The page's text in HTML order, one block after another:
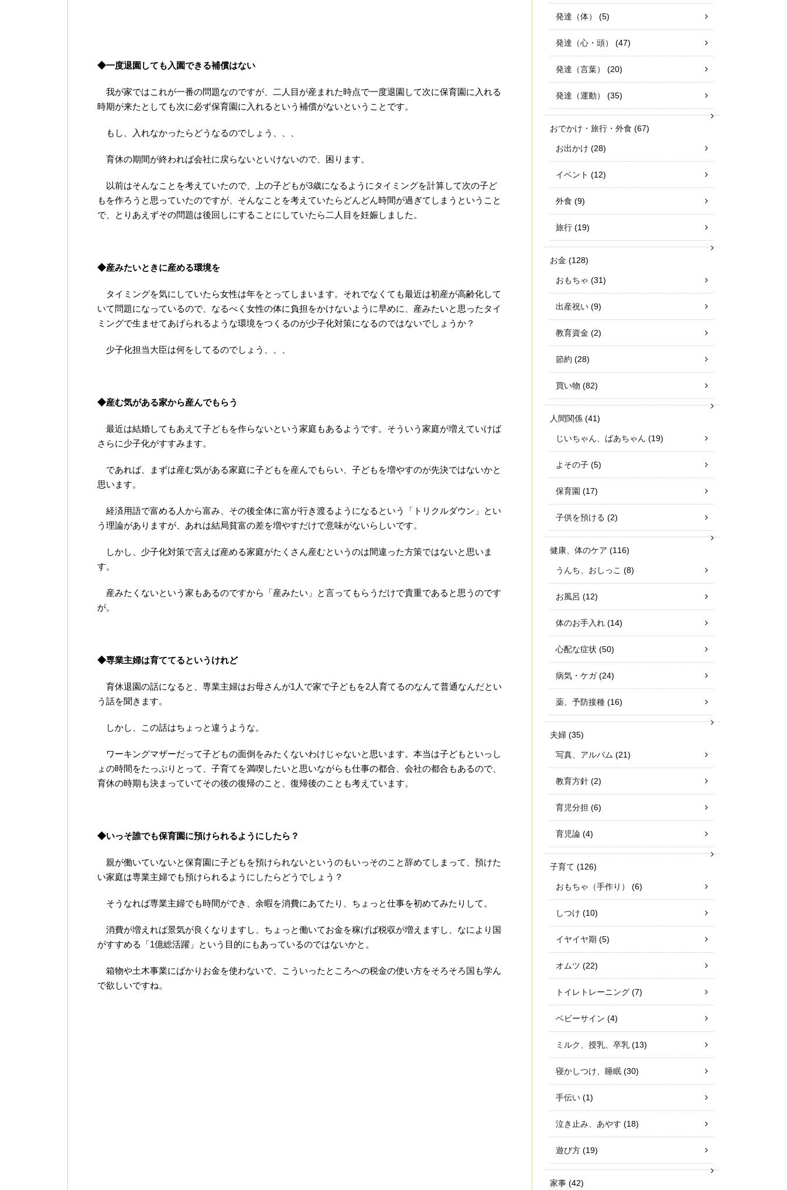
◆一度退園しても入園できる補償はない
我が家ではこれが一番の問題なのですが、二人目が産まれた時点で一度退園して次に保育園に入れる
時期が来たとしても次に必ず保育園に入れるという補償がないということです。
もし、入れなかったらどうなるのでしょう、、、
育休の期間が終われば会社に戻らないといけないので、困ります。
以前はそんなことを考えていたので、上の子どもが3歳になるようにタイミングを計算して次の子ど
もを作ろうと思っていたのですが、そんなことを考えていたらどんどん時間が過ぎてしまうということ
で、とりあえずその問題は後回しにすることにしていたら二人目を妊娠しました。
◆産みたいときに産める環境を
タイミングを気にしていたら女性は年をとってしまいます。それでなくても最近は初産が高齢化して
いて問題になっているので、なるべく女性の体に負担をかけないように早めに、産みたいと思ったタイ
ミングで生ませてあげられるような環境をつくるのが少子化対策になるのではないでしょうか？
少子化担当大臣は何をしてるのでしょう、、、
◆産む気がある家から産んでもらう
最近は結婚してもあえて子どもを作らないという家庭もあるようです。そういう家庭が増えていけば
さらに少子化がすすみます。
であれば、まずは産む気がある家庭に子どもを産んでもらい、子どもを増やすのが先決ではないかと
思います。
経済用語で富める人から富み、その後全体に富が行き渡るようになるという「トリクルダウン」とい
う理論がありますが、あれは結局貧富の差を増やすだけで意味がないらしいです。
しかし、少子化対策で言えば産める家庭がたくさん産むというのは間違った方策ではないと思いま
す。
産みたくないという家もあるのですから「産みたい」と言ってもらうだけで貴重であると思うのです
が。
◆専業主婦は育ててるというけれど
育休退園の話になると、専業主婦はお母さんが1人で家で子どもを2人育てるのなんて普通なんだとい
う話を聞きます。
しかし、この話はちょっと違うような。
ワーキングマザーだって子どもの面倒をみたくないわけじゃないと思います。本当は子どもといっし
ょの時間をたっぷりとって、子育てを満喫したいと思いながらも仕事の都合、会社の都合もあるので、
育休の時期も決まっていてその後の復帰のこと、復帰後のことも考えています。
◆いっそ誰でも保育園に預けられるようにしたら？
親が働いていないと保育園に子どもを預けられないというのもいっそのこと辞めてしまって、預けた
い家庭は専業主婦でも預けられるようにしたらどうでしょう？
そうなれば専業主婦でも時間ができ、余暇を消費にあてたり、ちょっと仕事を初めてみたりして。
消費が増えれば景気が良くなりますし、ちょっと働いてお金を稼げば税収が増えますし、なにより国
がすすめる「1億総活躍」という目的にもあっているのではないかと。
箱物や土木事業にばかりお金を使わないで、こういったところへの税金の使い方をそろそろ国も学ん
で欲しいですね。
発達（体） (5)
発達（心・頭） (47)
発達（言葉） (20)
発達（運動） (35)
おでかけ・旅行・外食 (67)
お出かけ (28)
イベント (12)
外食 (9)
旅行 (19)
お金 (128)
おもちゃ (31)
出産祝い (9)
教育資金 (2)
節約 (28)
買い物 (82)
人間関係 (41)
じいちゃん、ばあちゃん (19)
よその子 (5)
保育園 (17)
子供を預ける (2)
健康、体のケア (116)
うんち、おしっこ (8)
お風呂 (12)
体のお手入れ (14)
心配な症状 (50)
病気・ケガ(24)
薬、予防接種 (16)
夫婦 (35)
写真、アルバム (21)
教育方針 (2)
育児分担 (6)
育児論 (4)
子育て (126)
おもちゃ（手作り） (6)
しつけ (10)
イヤイヤ期 (5)
オムツ (22)
トイレトレーニング (7)
ベビーサイン (4)
ミルク、授乳、卒乳 (13)
寝かしつけ、睡眠 (30)
手伝い (1)
泣き止み、あやす (18)
遊び方 (19)
家事 (42)